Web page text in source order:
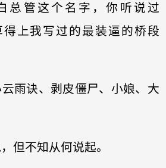
总管这个名字，你听说过
上我写过的最装逼的桥段
雨诀、剥皮僵尸、小娘、大
但不知从何说起。